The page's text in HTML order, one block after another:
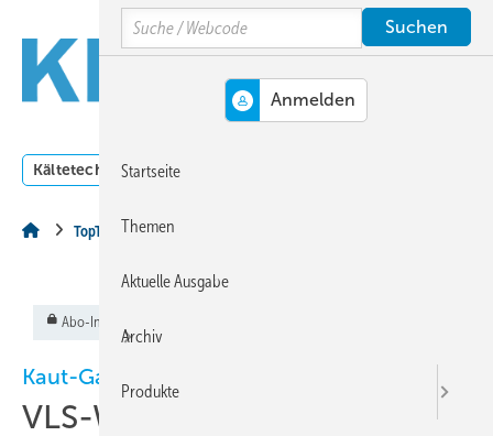
Hauptinhalt
Hauptmenü
SiteSearch
Kältetechnik Klimatechnik
TopThema
Abo-Inhalt
Kaut-Galletti
VLS-Wärmepumpen mit
Search
Startseite
Themen
Aktuelle Ausgabe
Archiv
Produkte